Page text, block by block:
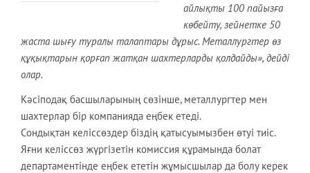
айлықты 100 пайызға
көбейту, зейнетке 50
жаста шығу туралы талаптары дұрыс. Металлургтер өз
құқықтарын қорғап жатқан шахтерларды қолдайды», дейді
олар.
Кәсіподақ басшыларының сөзінше, металлургтер мен
шахтерлар бір компанияда еңбек етеді.
Сондықтан келіссөздер біздің қатысуымызбен өтуі тиіс.
Яғни келіссөз жүргізетін комиссия құрамында болат
департаментінде еңбек ететін жұмысшылар да болу керек